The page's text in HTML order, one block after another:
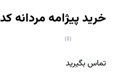
خرید پیژامه مردانه کد sh-kh105
(0)
تماس بگیرید